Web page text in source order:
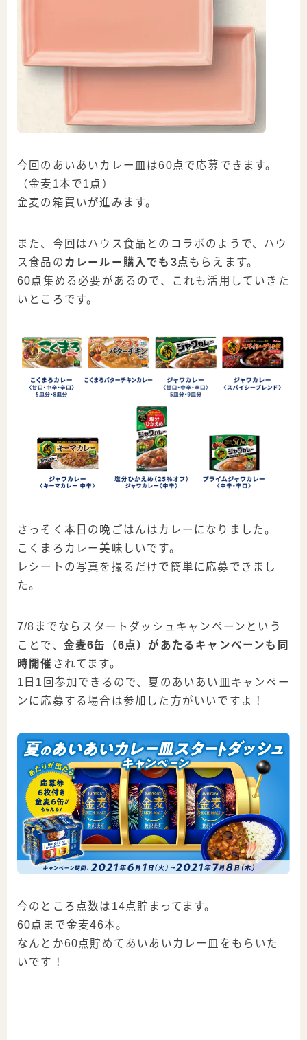
今回のあいあいカレー皿は60点で応募できます。
（金麦1本で1点）
金麦の箱買いが進みます。
また、今回はハウス食品とのコラボのようで、ハウ
ス食品の カレールー購入でも3点もらえます。
60点集める必要があるので、これも活用していきた
いところです。
さっそく本日の晩ごはんはカレーになりました。
こくまろカレー美味しいです。
レシートの写真を撮るだけで簡単に応募できまし
た。
7/8までならスタートダッシュキャンペーンという
ことで、 金麦6缶（6点）があたるキャンペーンも同
時開催 されてます。
1日1回参加できる ので、夏のあいあい皿キャンペー
ンに応募する場合は参加した方がいいですよ！
今のところ点数は14点貯まってます。
60点まで金麦46本。
なんとか60点貯めてあいあいカレー皿をもらいた
いです！